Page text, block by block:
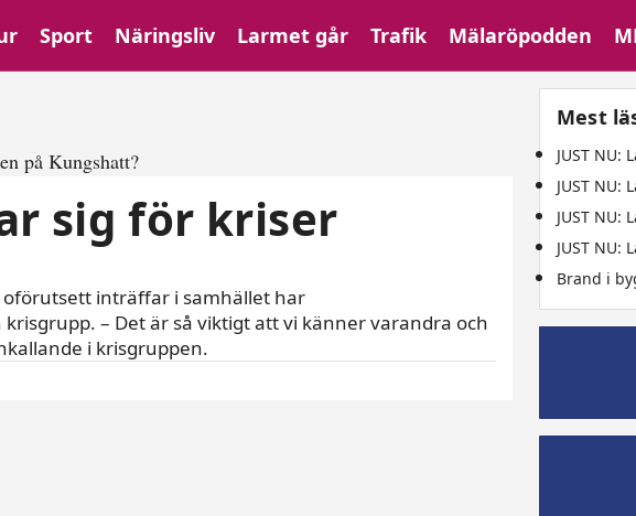
Sport Näringsliv Larmet går Trafik Mälaröpodden
sig för kriser
inträffar i samhället har
– Det är så viktigt att vi känner varandra och
i krisgruppen.
Mest
JUST NU:
JUST NU:
JUST NU:
JUST NU:
Brand i